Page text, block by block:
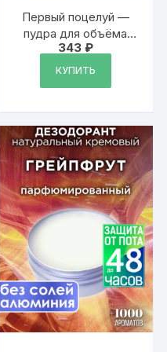
Первый поцелуй —
пудра для объёма
волос Аурасо, 20 гр
343 ₽
КУПИТЬ